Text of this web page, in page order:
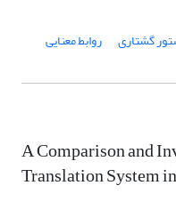
گشتاری روابط معنایی
A Comparison and
Translation System